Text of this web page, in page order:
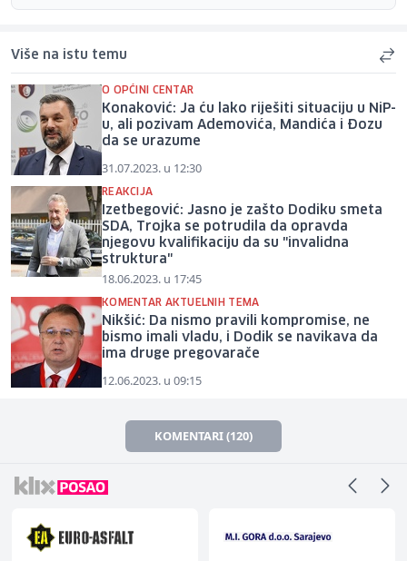
Više na istu temu
O OPĆINI CENTAR
Konaković: Ja ću lako riješiti situaciju u NiP-
u, ali pozivam Ademovića, Mandića i Đozu
da se urazume
31.07.2023. u 12:30
REAKCIJA
Izetbegović: Jasno je zašto Dodiku smeta
SDA, Trojka se potrudila da opravda
njegovu kvalifikaciju da su "invalidna
struktura"
18.06.2023. u 17:45
KOMENTAR AKTUELNIH TEMA
Nikšić: Da nismo pravili kompromise, ne
bismo imali vladu, i Dodik se navikava da
ima druge pregovarače
12.06.2023. u 09:15
KOMENTARI (120)